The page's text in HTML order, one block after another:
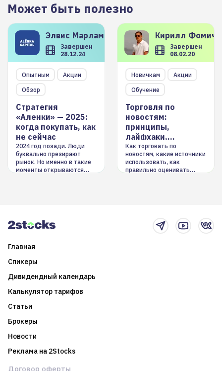
Может быть полезно
Элвис Марламов
Завершен
28.12.24
Опытным
Акции
Обзор
Стратегия
«Аленки» — 2025:
когда покупать, как
не сейчас
2024 год позади. Люди
буквально презирают
рынок. Но именно в такие
моменты открываются
Кирилл
Завершен
08.02.20
Новичкам
Акции
Обучение
Торговля по
новостям:
принципы,
лайфхаки,
инструменты
Как торговать по
новостям, какие источники
использовать, как
правильно оценивать
Главная
Спикеры
Дивидендный календарь
Калькулятор тарифов
Статьи
Брокеры
Новости
Реклама на 2Stocks
Договор оферты